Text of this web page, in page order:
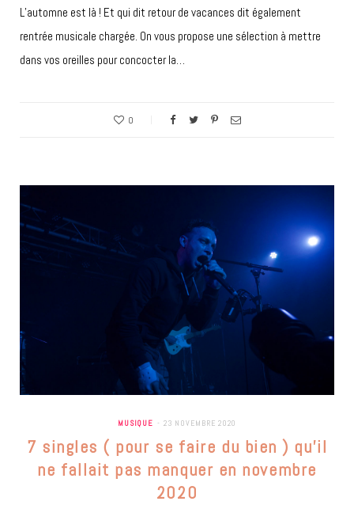
L’automne est là ! Et qui dit retour de vacances dit également
rentrée musicale chargée. On vous propose une sélection à mettre
dans vos oreilles pour concocter la…
0
MUSIQUE 23 NOVEMBRE 2020
7 singles ( pour se faire du bien ) qu’il
ne fallait pas manquer en novembre
2020